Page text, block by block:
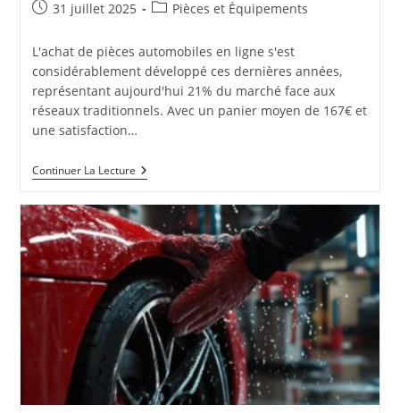
Publication
31 juillet 2025
PostPièces et Équipements
L'achat de pièces automobiles en ligne s'est
considérablement développé ces dernières années,
représentant aujourd'hui 21% du marché face aux
réseaux traditionnels. Avec un panier moyen de 167€ et
une satisfaction…
Continuer La LectureComment
Bien
Ses
Pièces
Auto
En
Grâce
À
Cet
Avis
De
Consommateurs